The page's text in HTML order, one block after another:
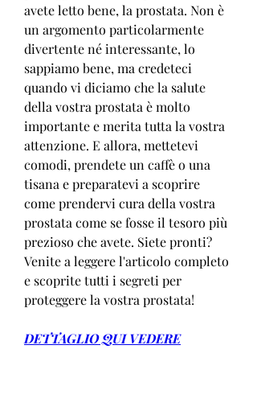
avete letto bene, la prostata. Non è
un argomento particolarmente
divertente né interessante, lo
sappiamo bene, ma credeteci
quando vi diciamo che la salute
della vostra prostata è molto
importante e merita tutta la vostra
attenzione. E allora, mettetevi
comodi, prendete un caffè o una
tisana e preparatevi a scoprire
come prendervi cura della vostra
prostata come se fosse il tesoro più
prezioso che avete. Siete pronti?
Venite a leggere l'articolo completo
e scoprite tutti i segreti per
proteggere la vostra prostata!
DETTAGLIO QUI VEDERE